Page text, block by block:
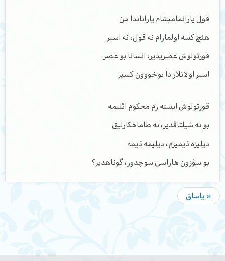
قول یارانمامېشام یاراناندا من
هئچ کسه اولمارام نه قول، نه اسیر
قورتولوش عصریدیر، انسانا بو عصر
اسیر اولانلار دا بوخووون کسیر
قورتولوش ایسته رَم محکوم ائلیمه
بو نه شیلتاقدیر، نه طاماهکارلیق
دیلیزه دَیمیرَم، دیلیمه دَیمه
بو سؤزون هاراسی سوچدور، گوناهدیر؟
« یاساق